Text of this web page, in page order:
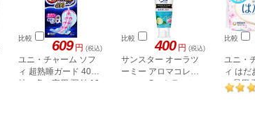
比較 609 円 (税込)
ユニ・チャーム ソフ
ィ 超熟睡ガード 400
特に多い夜用 羽付 10
比較 400 円 (税込)
サンスター オーラツ
ーミー アロマコレク
ション Sシトラスミン
比較
ユニ・
ィ はだ
い昼用